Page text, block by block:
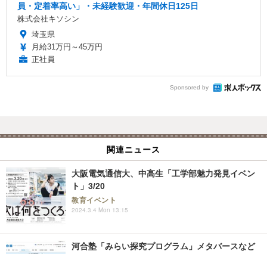
員・定着率高い」・未経験歓迎・年間休日125日
株式会社キソシン
埼玉県
月給31万円～45万円
正社員
Sponsored by
関連ニュース
大阪電気通信大、中高生「工学部魅力発見イベン
ト」3/20
教育イベント
2024.3.4 Mon 13:15
河合塾「みらい探究プログラム」メタバースなど